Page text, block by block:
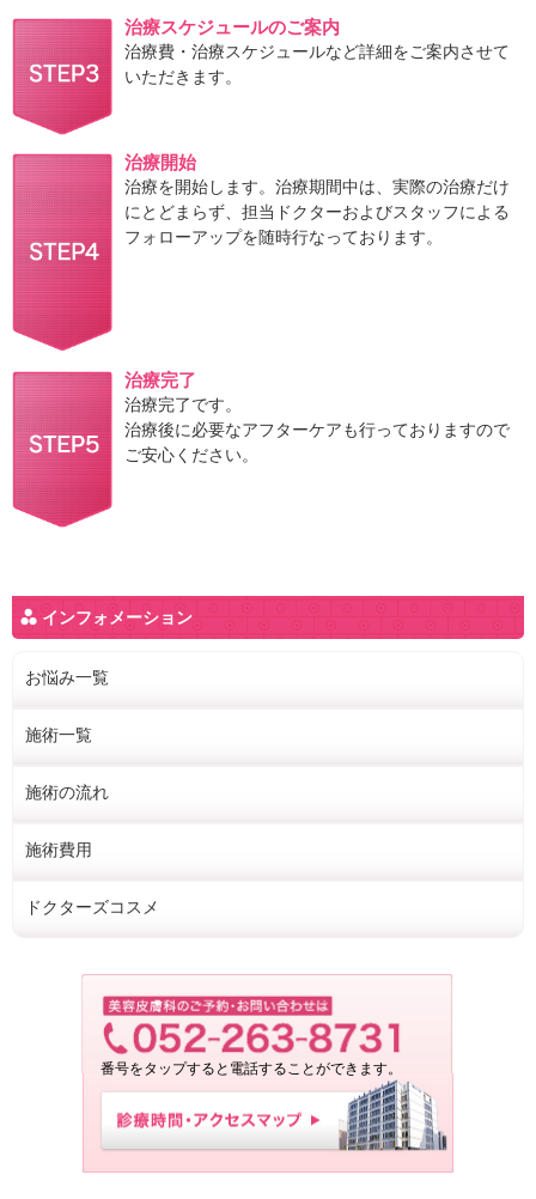
治療スケジュールのご案内
治療費・治療スケジュールなど詳細をご案内させて
いただきます。
治療開始
治療を開始します。治療期間中は、実際の治療だけ
にとどまらず、担当ドクターおよびスタッフによる
フォローアップを随時行なっております。
治療完了
治療完了です。
治療後に必要なアフターケアも行っておりますので
ご安心ください。
インフォメーション
お悩み一覧
施術一覧
施術の流れ
施術費用
ドクターズコスメ
番号をタップすると電話することができます。